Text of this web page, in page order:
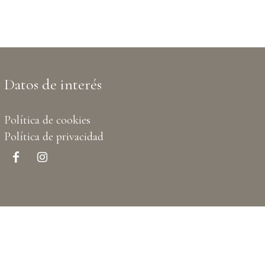
Datos de interés
Política de cookies
Política de privacidad